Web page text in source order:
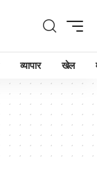
व्यापार खेल